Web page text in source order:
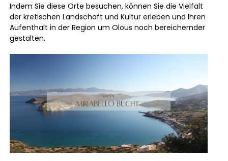
Indem Sie diese Orte besuchen, können Sie die Vielfalt
der kretischen Landschaft und Kultur erleben und Ihren
Aufenthalt in der Region um Olous noch bereichernder
gestalten.